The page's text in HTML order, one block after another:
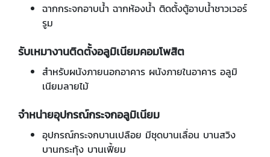
ฉากกระจกอาบน้ำ ฉากห้องน้ำ ติดตั้งตู้อาบน้ำชาวเวอร์
รูม
รับเหมางานติดตั้งอลูมิเนียมคอมโพสิต
สำหรับผนังภายนอกอาคาร ผนังภายในอาคาร อลูมิ
เนียมลายไม้
จำหน่ายอุปกรณ์กระจกอลูมิเนียม
อุปกรณ์กระจกบานเปลือย มีชุดบานเลื่อน บานสวิง
บานกระทุ้ง บานเฟี้ยม